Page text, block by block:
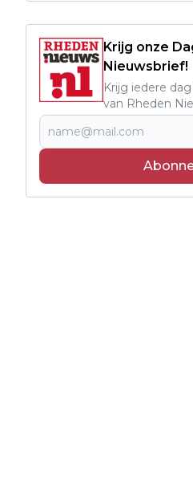
Krijg onze
Nieuwsbrief!
Krijg iedere
van Rheden